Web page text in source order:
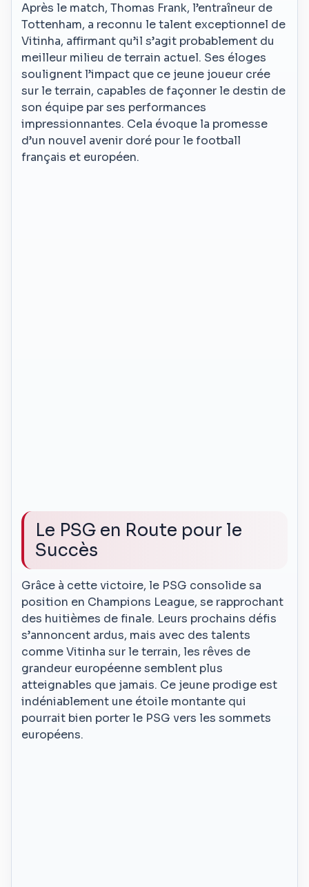
Après le match, Thomas Frank, l’entraîneur de
Tottenham, a reconnu le talent exceptionnel de
Vitinha, affirmant qu’il s’agit probablement du
meilleur milieu de terrain actuel. Ses éloges
soulignent l’impact que ce jeune joueur crée
sur le terrain, capables de façonner le destin de
son équipe par ses performances
impressionnantes. Cela évoque la promesse
d’un nouvel avenir doré pour le football
français et européen.
Le PSG en Route pour le
Succès
Grâce à cette victoire, le PSG consolide sa
position en Champions League, se rapprochant
des huitièmes de finale. Leurs prochains défis
s’annoncent ardus, mais avec des talents
comme Vitinha sur le terrain, les rêves de
grandeur européenne semblent plus
atteignables que jamais. Ce jeune prodige est
indéniablement une étoile montante qui
pourrait bien porter le PSG vers les sommets
européens.